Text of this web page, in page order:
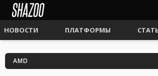
НОВОСТИ ПЛАТФОРМЫ
AMD